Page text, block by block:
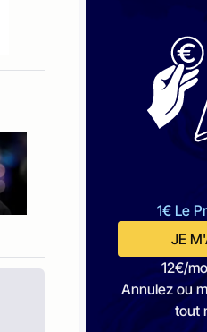
1€ Le
JE
12€/
Annulez ou
tout